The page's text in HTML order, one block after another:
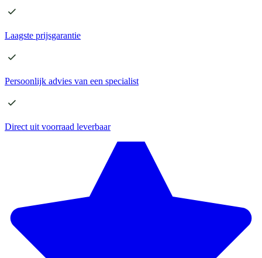
Laagste prijsgarantie
Persoonlijk advies van een specialist
Direct uit voorraad leverbaar